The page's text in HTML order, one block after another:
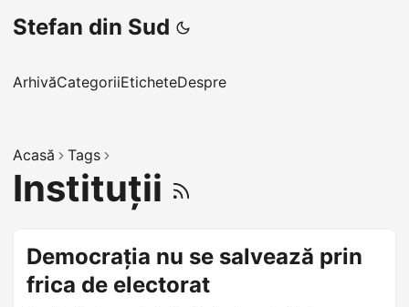
Stefan din Sud
ArhivăCategoriiEticheteDespre
Acasă Tags
Instituții
Democrația nu se salvează prin
frica de electorat